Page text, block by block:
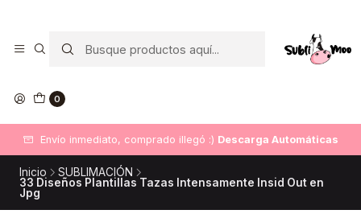
0
Envío inmediato, comprado illegó :) Descarga Automáticas
Inicio
SUBLIMACIÓN
33 Diseños Plantillas Tazas Intensamente Insid Out en
Jpg